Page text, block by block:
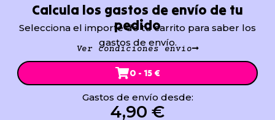
Calcula los gastos de envío de tu
pedido
Selecciona el importe de tu carrito para saber los
gastos de envío.
Ver condiciones envío
0 - 15 €
Gastos de envío desde:
4,90 €